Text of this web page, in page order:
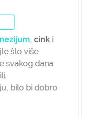
, cink i
što više
svakog dana
bilo bi dobro